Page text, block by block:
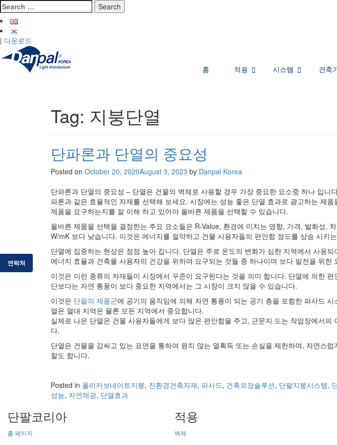
연락처
Skip
to
content
Search
for:
| 다운로드
홈 적용 시스템 건축
Tag: 지붕단열
단파론과 단열의 중요성
Posted on October 20, 2020August 3, 2023 by Danpal Korea
단파론과 단열의 중요성 – 단열은 건물의 벽체로 사용할 경우 가장 중요한 요소중 하나 입
파론과 같은 효율적인 자재를 선택해 보세요. 시장에는 성능 좋은 단열 효과로 광고하는 제
제품을 요구하는지를 잘 이해 하고 있어야 올바른 제품을 선택할 수 있습니다.
올바른 제품을 선택을 결정한는 주요 요소들은 R-Value, 환경에 미치는 영향, 가격, 발화성,
W/mK 보다 낮습니다. 이것은 에너지를 절약하고 건물 사용자들의 편안함 정도를 상승 시키
단열에 집중하는 현상은 점점 높아 집니다. 단열은 주로 온도의 변화가 심한 지역에서 사용
에너지 효율과 건축물 사용자의 건강을 위하여 요구되는 것들 중 하나이며 보다 발전을 위한
이것은 이런 종류의 자재들이 시장에서 꾸준이 요구된다는 것을 의미 합니다. 단열에 의한
단보다는 자연 통풍이 보다 중요한 지역에서는 그 시장이 크지 않을 수 있습니다.
이것은 단팔의 제품군에 공기의 움직임에 의해 자연 통풍이 되는 공기 층을 포함한 파사드
열은 열대 지역은 물론 모든 지역에서 중요합니다.
실제로 나은 단열은 건물 사용자들에게 보다 많은 편안함을 주고, 근문지 도는 작업장에서
다.
단열은 건물을 감싸고 있는 표면을 통하여 원치 않는 열획득 또는 손실을 제한하며, 자연스
할도 합니다.
Posted in 폴리카보네이트지붕, 친환경건축자재, 파사드, 건축외장솔루션, 단팔지붕시스템,
성능, 자연채광, 단열효과
단팔코리아
홈 페이지
적용
벽체